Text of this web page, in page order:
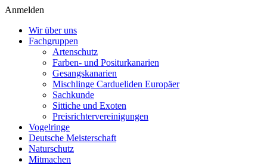
Anmelden
Wir über uns
Fachgruppen
Artenschutz
Farben- und Positurkanarien
Gesangskanarien
Mischlinge Cardueliden Europäer
Sachkunde
Sittiche und Exoten
Preisrichtervereinigungen
Vogelringe
Deutsche Meisterschaft
Naturschutz
Mitmachen